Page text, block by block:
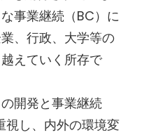
事業継続（BC）に
、行政、大学等の
えていく所存で
開発と事業継続
視し、内外の環境変